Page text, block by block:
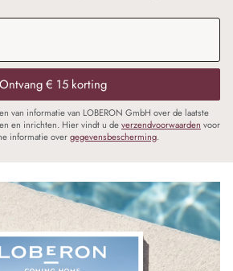
Ontvang € 15 korting
van informatie van LOBERON GmbH over de laatste
en inrichten. Hier vindt u deverzendvoorwaarden voor
informatie overgegevensbescherming.